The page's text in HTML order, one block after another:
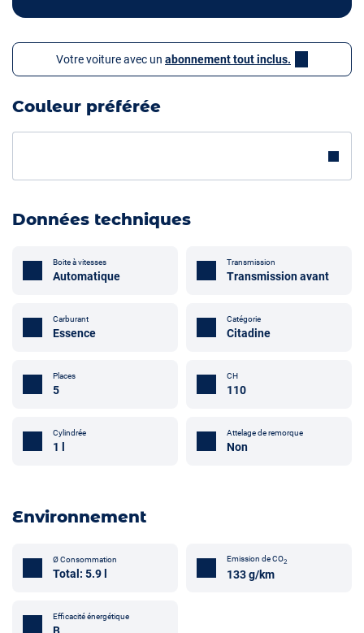
Votre voiture avec un abonnement tout inclus.
Couleur préférée
Données techniques
Boite à vitesses
Automatique
Transmission
Transmission avant
Carburant
Essence
Catégorie
Citadine
Places
5
CH
110
Cylindrée
1 l
Attelage de remorque
Non
Environnement
Ø Consommation
Total: 5.9 l
Emission de CO2
133 g/km
Efficacité énergétique
B